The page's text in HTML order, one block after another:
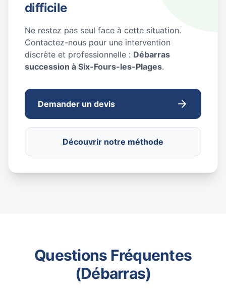
difficile
Ne restez pas seul face à cette situation.
Contactez-nous pour une intervention
discrète et professionnelle : Débarras
succession à Six-Fours-les-Plages.
Demander un devis
Découvrir notre méthode
Questions Fréquentes
(Débarras)